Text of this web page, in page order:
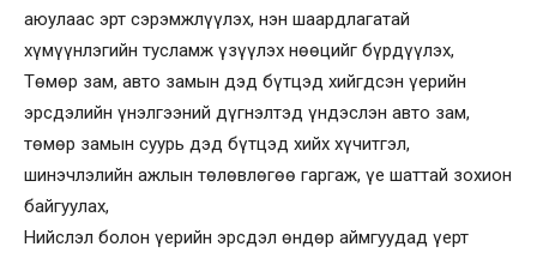
аюулаас эрт сэрэмжлүүлэх, нэн шаардлагатай
хүмүүнлэгийн тусламж үзүүлэх нөөцийг бүрдүүлэх,
Төмөр зам, авто замын дэд бүтцэд хийгдсэн үерийн
эрсдэлийн үнэлгээний дүгнэлтэд үндэслэн авто зам,
төмөр замын суурь дэд бүтцэд хийх хүчитгэл,
шинэчлэлийн ажлын төлөвлөгөө гаргаж, үе шаттай зохион
байгуулах,
Нийслэл болон үерийн эрсдэл өндөр аймгуудад үерт